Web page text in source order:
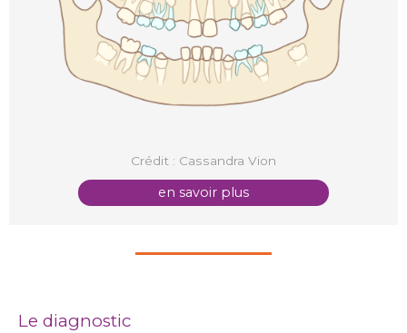
Crédit : Cassandra Vion
en savoir plus
Le diagnostic